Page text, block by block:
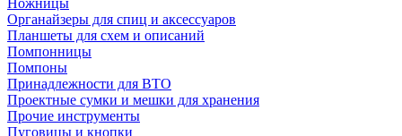
Ножницы
Органайзеры для спиц и аксессуаров
Планшеты для схем и описаний
Помпонницы
Помпоны
Принадлежности для ВТО
Проектные сумки и мешки для хранения
Прочие инструменты
Пуговицы и кнопки